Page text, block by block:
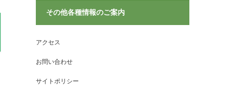
その他各種情報のご案内
アクセス
お問い合わせ
サイトポリシー